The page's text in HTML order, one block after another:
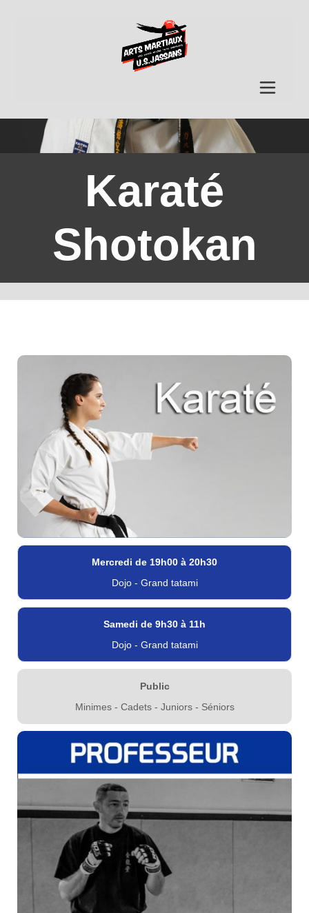
Karaté
Shotokan
Mercredi de 19h00 à 20h30
Dojo - Grand tatami
Samedi de 9h30 à 11h
Dojo - Grand tatami
Public
Minimes - Cadets - Juniors - Séniors